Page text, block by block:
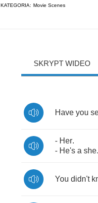
KATEGORIA: Movie Scenes
SKRYPT WIDEO
Have you
- Her.
- He's a she.
You didn't